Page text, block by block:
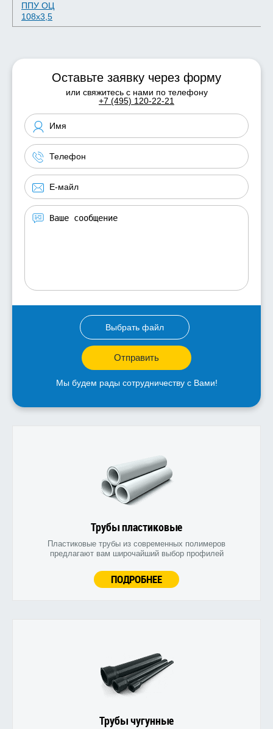
ППУ ОЦ
108х3,5
Оставьте заявку через форму
или свяжитесь с нами по телефону
+7 (495) 120-22-21
Выбрать файл
Отправить
Мы будем рады сотрудничеству с Вами!
Трубы пластиковые
Пластиковые трубы из современных полимеров
предлагают вам широчайший выбор профилей
ПОДРОБНЕЕ
Трубы чугунные